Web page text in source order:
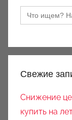
Search
for:
Свежие
Снижение
купить на